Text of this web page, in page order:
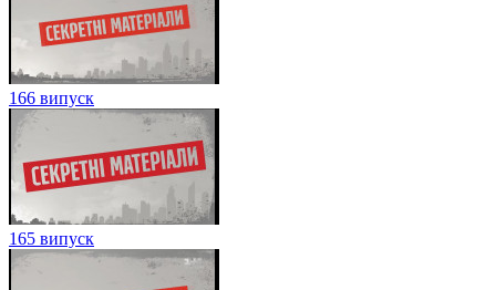
166 випуск
165 випуск